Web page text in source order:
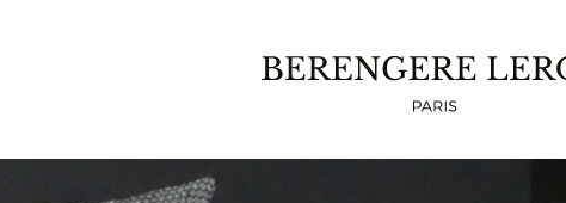
CANAPÉ SUR MESURE MILLE ET UNE NUIT EN